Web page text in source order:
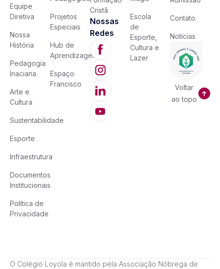
Equipe
Diretiva
Nossa
História
Pedagogia
Inaciana
Arte e
Cultura
Sustentabilidade
Esporte
Infraestrutura
Documentos
Institucionais
Política de
Privacidade
Projetos
Especiais
Hub de
Aprendizagem
Espaço
Francisco
Cristã
Nossas
Redes
Escola
de
Esporte,
Cultura e
Lazer
Contato
Notícias
Voltar
ao topo
O Colégio Loyola é mantido pela Associação Nóbrega de